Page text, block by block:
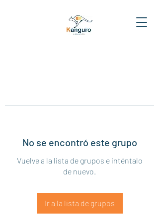
No se encontró este grupo
Vuelve a la lista de grupos e inténtalo
de nuevo.
Ir a la lista de grupos